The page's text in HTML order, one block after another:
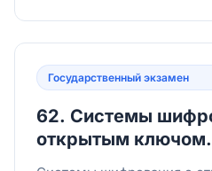
Государственный экзамен
62. Системы
открытым ключом.